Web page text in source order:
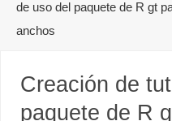
de uso del paquete de R gt
anchos
Creación de
paquete de R